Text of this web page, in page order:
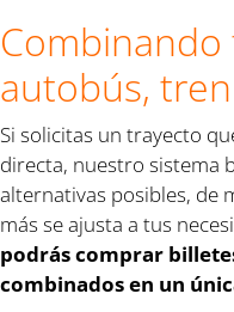
autobús,
Si solicitas un trayecto
directa, nuestro sistema
alternativas posibles, de
más se ajusta a tus
podrás comprar
combinados en un